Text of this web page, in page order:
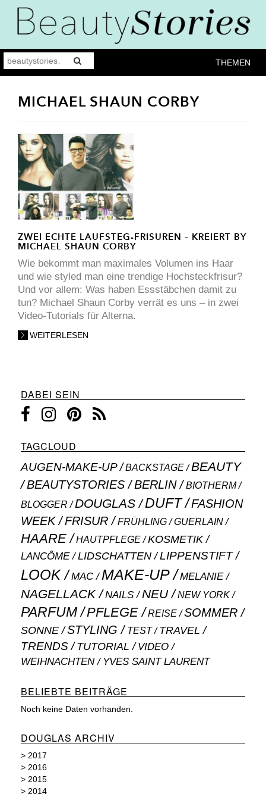
THEMEN
MICHAEL SHAUN CORBY
ZWEI ECHTE LAUFSTEG-FRISUREN – KREIERT BY
MICHAEL SHAUN CORBY
Wie bekommt man maximales Volumen ins Haar
und wie styled man eine trendige Hochsteckfrisur?
Und vor allem: Was haben Essstäbchen damit zu
tun? Michael Shaun Corby verrät es uns – in zwei
Video-Tutorials für Alterna.
WEITERLESEN
DABEI SEIN
TAGCLOUD
AUGEN-MAKE-UP BACKSTAGE BEAUTY
BEAUTYSTORIES BERLIN
BIOTHERM
BLOGGER
DOUGLAS DUFT
FASHION
WEEK
FRISUR FRÜHLING GUERLAIN
HAARE HAUTPFLEGE
KOSMETIK
LANCÔME
LIDSCHATTEN LIPPENSTIFT
LOOK MAC MAKE-UP MELANIE
NAGELLACK NAILS NEU NEW YORK
PARFUM PFLEGE REISE SOMMER
SONNE STYLING TEST TRAVEL
TRENDS TUTORIAL VIDEO
WEIHNACHTEN YVES SAINT LAURENT
BELIEBTE BEITRÄGE
Noch keine Daten vorhanden.
DOUGLAS ARCHIV
> 2017
> 2016
> 2015
> 2014